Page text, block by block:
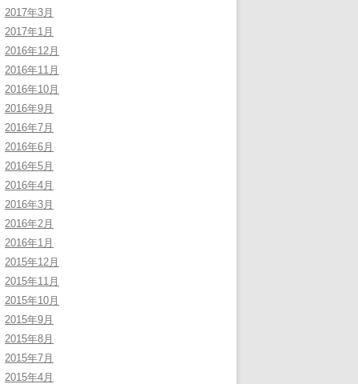
2017年3月
2017年1月
2016年12月
2016年11月
2016年10月
2016年9月
2016年7月
2016年6月
2016年5月
2016年4月
2016年3月
2016年2月
2016年1月
2015年12月
2015年11月
2015年10月
2015年9月
2015年8月
2015年7月
2015年4月